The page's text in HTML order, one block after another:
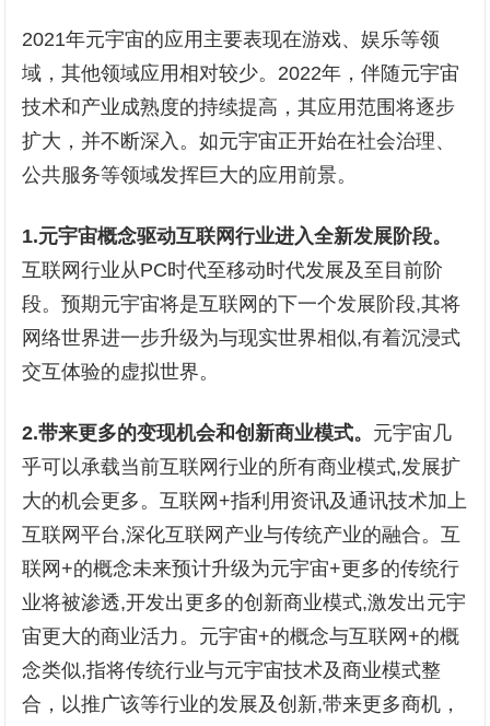
2021年元宇宙的应用主要表现在游戏、娱乐等领
域，其他领域应用相对较少。2022年，伴随元宇宙
技术和产业成熟度的持续提高，其应用范围将逐步
扩大，并不断深入。如元宇宙正开始在社会治理、
公共服务等领域发挥巨大的应用前景。
1.元宇宙概念驱动互联网行业进入全新发展阶段。
互联网行业从PC时代至移动时代发展及至目前阶
段。预期元宇宙将是互联网的下一个发展阶段,其将
网络世界进一步升级为与现实世界相似,有着沉浸式
交互体验的虚拟世界。
2.带来更多的变现机会和创新商业模式。 元宇宙几
乎可以承载当前互联网行业的所有商业模式,发展扩
大的机会更多。互联网+指利用资讯及通讯技术加上
互联网平台,深化互联网产业与传统产业的融合。互
联网+的概念未来预计升级为元宇宙+更多的传统行
业将被渗透,开发出更多的创新商业模式,激发出元宇
宙更大的商业活力。元宇宙+的概念与互联网+的概
念类似,指将传统行业与元宇宙技术及商业模式整
合，以推广该等行业的发展及创新,带来更多商机，